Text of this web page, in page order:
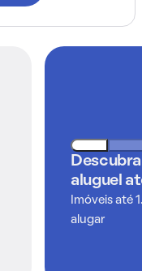
aluguel
Imóveis até
alugar